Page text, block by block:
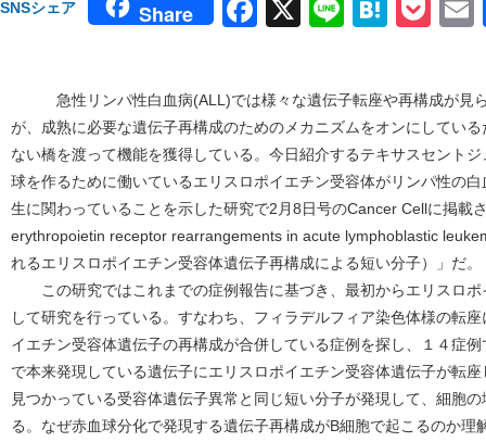
SNSシェア Share
急性リンパ性白血病(ALL)では様々な遺伝子転座や再構成が見ら
が、成熟に必要な遺伝子再構成のためのメカニズムをオンにしてい
ない橋を渡って機能を獲得している。今日紹介するテキサスセント
球を作るために働いているエリスロポイエチン受容体がリンパ性の
生に関わっていることを示した研究で2月8日号のCancer Cellに掲載
erythropoietin receptor rearrangements in acute lymphoblastic
れるエリスロポイエチン受容体遺伝子再構成による短い分子）」だ。
この研究ではこれまでの症例報告に基づき、最初からエリスロポ
して研究を行っている。すなわち、フィラデルフィア染色体様の転
イエチン受容体遺伝子の再構成が合併している症例を探し、１４症
で本来発現している遺伝子にエリスロポイエチン受容体遺伝子が転
見つかっている受容体遺伝子異常と同じ短い分子が発現して、細胞
る。なぜ赤血球分化で発現する遺伝子再構成がB細胞で起こるのか理